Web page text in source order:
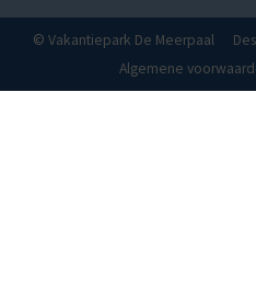
© Vakantiepark De Meerpaal
Algemene